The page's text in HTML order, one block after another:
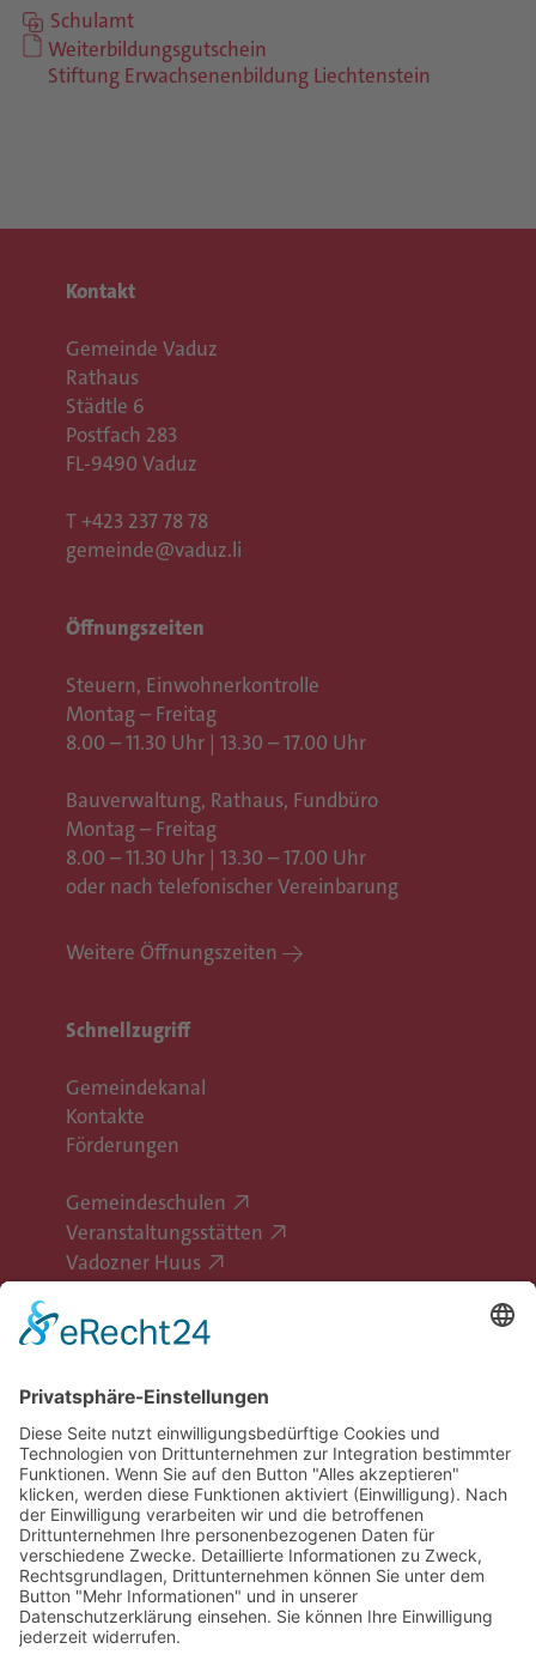
Schulamt
Weiterbildungsgutschein
Stiftung Erwachsenenbildung Liechtenstein
Kontakt
Gemeinde Vaduz
Rathaus
Städtle 6
Postfach 283
FL-9490 Vaduz
T +423 237 78 78
gemeinde@vaduz.li
Öffnungszeiten
Steuern, Einwohnerkontrolle
Montag – Freitag
8.00 – 11.30 Uhr | 13.30 – 17.00 Uhr
Bauverwaltung, Rathaus, Fundbüro
Montag – Freitag
8.00 – 11.30 Uhr | 13.30 – 17.00 Uhr
oder nach telefonischer Vereinbarung
Weitere Öffnungszeiten
Schnellzugriff
Gemeindekanal
Kontakte
Förderungen
Gemeindeschulen
Veranstaltungsstätten
Vadozner Huus